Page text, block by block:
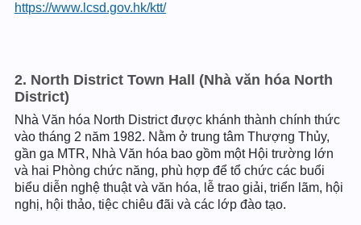
https://www.lcsd.gov.hk/ktt/
2. North District Town Hall (Nhà văn hóa North
District)
Nhà Văn hóa North District được khánh thành chính thức
vào tháng 2 năm 1982. Nằm ở trung tâm Thượng Thủy,
gần ga MTR, Nhà Văn hóa bao gồm một Hội trường lớn
và hai Phòng chức năng, phù hợp để tổ chức các buổi
biểu diễn nghệ thuật và văn hóa, lễ trao giải, triển lãm, hội
nghị, hội thảo, tiệc chiêu đãi và các lớp đào tạo.